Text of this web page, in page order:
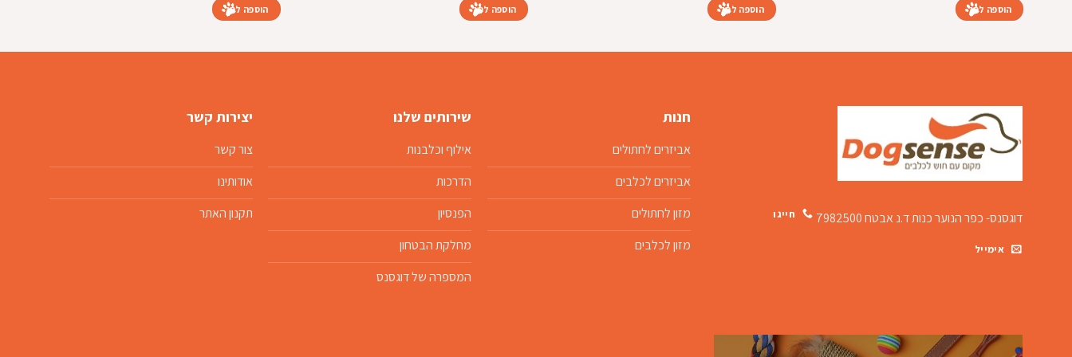
הוספה לסל הוספה לסל הוספה לסל הוספה לסל
דוגסנס- כפר הנוער כנותד.נ אבטח 7982500 חייגו
אימייל
חנות
אביזרים לחתולים
אביזרים לכלבים
מזון לחתולים
מזון לכלבים
שירותים שלנו
אילוף וכלבנות
הדרכות
הפנסיון
מחלקת הבטחון
המספרה של דוגסנס
יצירות קשר
צור קשר
אודותינו
תקנון האתר